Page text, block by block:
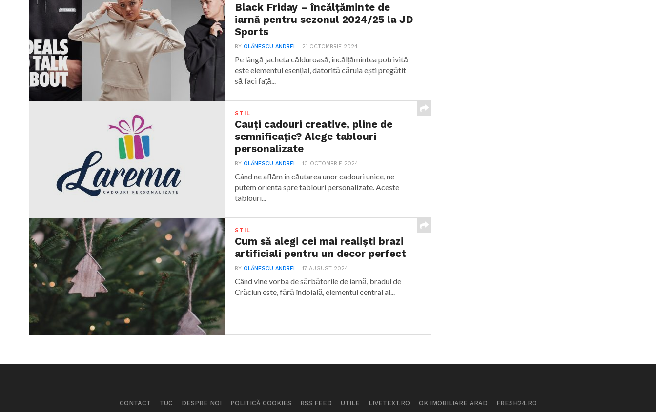
Black Friday – încălțăminte de
iarnă pentru sezonul 2024/25 la JD
Sports
BYOLĂNESCU ANDREI 21 OCTOMBRIE 2024
Pe lângă jacheta călduroasă, încălțămintea potrivită
este elementul esențial, datorită căruia ești pregătit
să faci față...
STIL
Cauți cadouri creative, pline de
semnificație? Alege tablouri
personalizate
BYOLĂNESCU ANDREI 10 OCTOMBRIE 2024
Când ne aflăm în căutarea unor cadouri unice, ne
putem orienta spre tablouri personalizate. Aceste
tablouri...
STIL
Cum să alegi cei mai realiști brazi
artificiali pentru un decor perfect
BYOLĂNESCU ANDREI 17 AUGUST 2024
Când vine vorba de sărbătorile de iarnă, bradul de
Crăciun este, fără îndoială, elementul central al...
CONTACT TUC DESPRE NOI POLITICĂ COOKIES RSS FEED UTILE LIVETEXT.RO OK IMOBILIARE ARAD FRESH24.RO